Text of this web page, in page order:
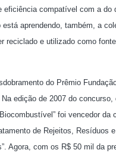
eficiência compatível com a do
aprendendo, também, a
reciclado e utilizado como fonte
do Prêmio
edição de 2007 do concurso,
foi vencedor da
de Rejeitos, Resíduos
Agora, com os R$ 50 mil da